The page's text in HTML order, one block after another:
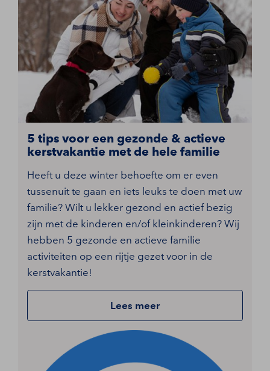
5 tips voor een gezonde & actieve
kerstvakantie met de hele familie
Heeft u deze winter behoefte om er even
tussenuit te gaan en iets leuks te doen met uw
familie? Wilt u lekker gezond en actief bezig
zijn met de kinderen en/of kleinkinderen? Wij
hebben 5 gezonde en actieve familie
activiteiten op een rijtje gezet voor in de
kerstvakantie!
Lees meer